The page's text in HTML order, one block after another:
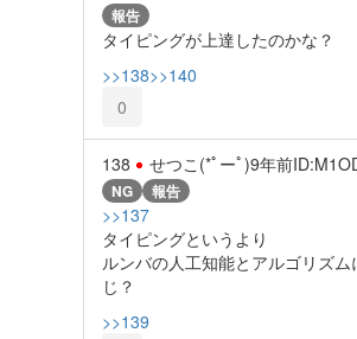
報告
タイピングが上達したのかな？
>>138>>140
0
138 せつこ(*ﾟーﾟ)9年前
NG 報告
>>137
タイピングというより
ルンバの人工知能とアルゴリズ
じ？
>>139